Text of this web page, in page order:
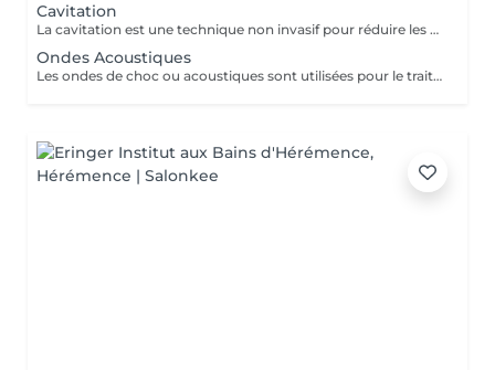
Cavitation
La cavitation est une technique non invasif pour réduire les amas graisseux localisés. Elle repose sur l'utilisation d'ultrasons qui provoquent la formation de microbulles dans les cellules graisseuses (adipocytes). Ces bulles éclatent, ce qui entraîne la destruction des cellules adipeuses, facilitant leur élimination naturelle par l'organisme. Après une séance de cavitation, il est fortement recommandé d'effectuer un drainage lymphatique ou une pressothérapie.
Ondes Acoustiques
Les ondes de choc ou acoustiques sont utilisées pour le traitement de la cellulite, sont des ondes à haute énergie qui pénètrent dans les tissus sous cutanés. Stimulent la circulation sanguine, améliorent le drainage lymphatique et favorisent la production de collagène. Cela aide à décomposer les amas graisseux et à raffermir la peau, réduisant ainsi l'apparence de la cellulite. Le traitement est non invasif et généralement bien toléré.